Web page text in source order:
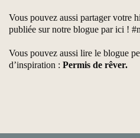
Vous pouvez aussi partager votre
publiée sur notre blogue parici !
Vous pouvez aussi lire le blogue
d’inspiration : Permis de rêver.